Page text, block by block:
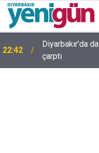
22:42
Diyarbakır’da
22:37
Diyarbakır
baktılar